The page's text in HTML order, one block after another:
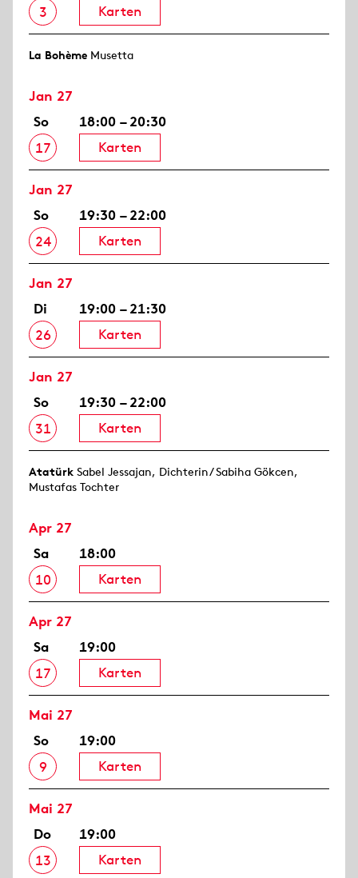
3
Karten
La Bohème Musetta
Jan 27
So
17
18:00 – 20:30
Karten
Jan 27
So
24
19:30 – 22:00
Karten
Jan 27
Di
26
19:00 – 21:30
Karten
Jan 27
So
31
19:30 – 22:00
Karten
Atatürk Sabel Jessajan, Dichterin/ Sabiha Gökcen,
Mustafas Tochter
Apr 27
Sa
10
18:00
Karten
Apr 27
Sa
17
19:00
Karten
Mai 27
So
9
19:00
Karten
Mai 27
Do
13
19:00
Karten